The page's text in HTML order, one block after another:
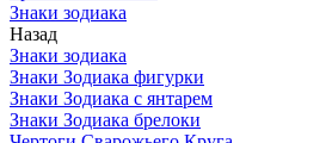
Знаки зодиака
Назад
Знаки зодиака
Знаки Зодиака фигурки
Знаки Зодиака с янтарем
Знаки Зодиака брелоки